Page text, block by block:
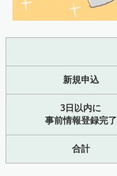
新規申込
3日以内に
事前情報登録完了
合計